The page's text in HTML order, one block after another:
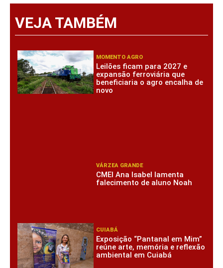
VEJA TAMBÉM
MOMENTO AGRO
Leilões ficam para 2027 e
expansão ferroviária que
beneficiaria o agro encalha de
novo
VÁRZEA GRANDE
CMEI Ana Isabel lamenta
falecimento de aluno Noah
CUIABÁ
Exposição “Pantanal em Mim”
reúne arte, memória e reflexão
ambiental em Cuiabá